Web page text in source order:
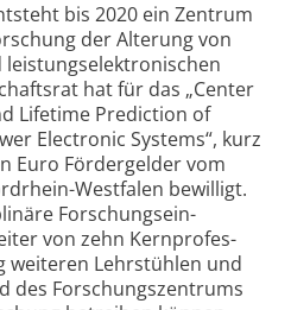
bis 2020 ein Zentrum
der Alterung von
hat für das „Center
Life­time Predic­tion of
Elec­tronic Systems“, kurz
Euro Förder­gelder vom
West­falen bewilligt.
Forschungs­ein­
von zehn Kern­profes­
weiteren Lehr­stühlen und
des Forschungs­zentrums